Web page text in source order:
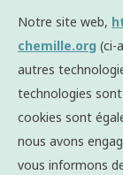
Notre site web,
chemille.org (ci-
autres
technologies
cookies sont
nous avons
vous informons